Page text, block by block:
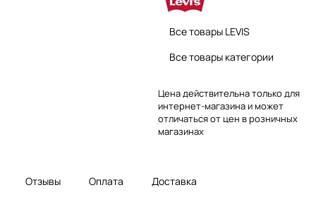
Все товары LEVIS
Все товары категории
Цена действительна только для
интернет-магазина и может
отличаться от цен в розничных
магазинах
Отзывы Оплата Доставка